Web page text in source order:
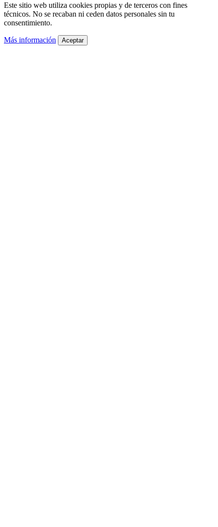
Este sitio web utiliza cookies propias y de terceros con fines
técnicos. No se recaban ni ceden datos personales sin tu
consentimiento.
Más información Aceptar